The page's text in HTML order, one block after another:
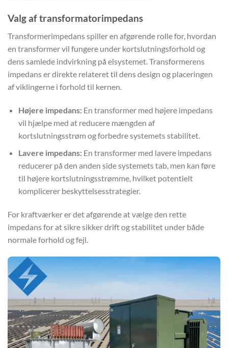
Valg af transformatorimpedans
Transformerimpedans spiller en afgørende rolle for, hvordan
en transformer vil fungere under kortslutningsforhold og
dens samlede indvirkning på elsystemet. Transformerens
impedans er direkte relateret til dens design og placeringen
af viklingerne i forhold til kernen.
Højere impedans:En transformer med højere impedans
vil hjælpe med at reducere mængden af
kortslutningsstrøm og forbedre systemets stabilitet.
Lavere impedans:En transformer med lavere impedans
reducerer på den anden side systemets tab, men kan føre
til højere kortslutningsstrømme, hvilket potentielt
komplicerer beskyttelsesstrategier.
For kraftværker er det afgørende at vælge den rette
impedans for at sikre sikker drift og stabilitet under både
normale forhold og fejl.